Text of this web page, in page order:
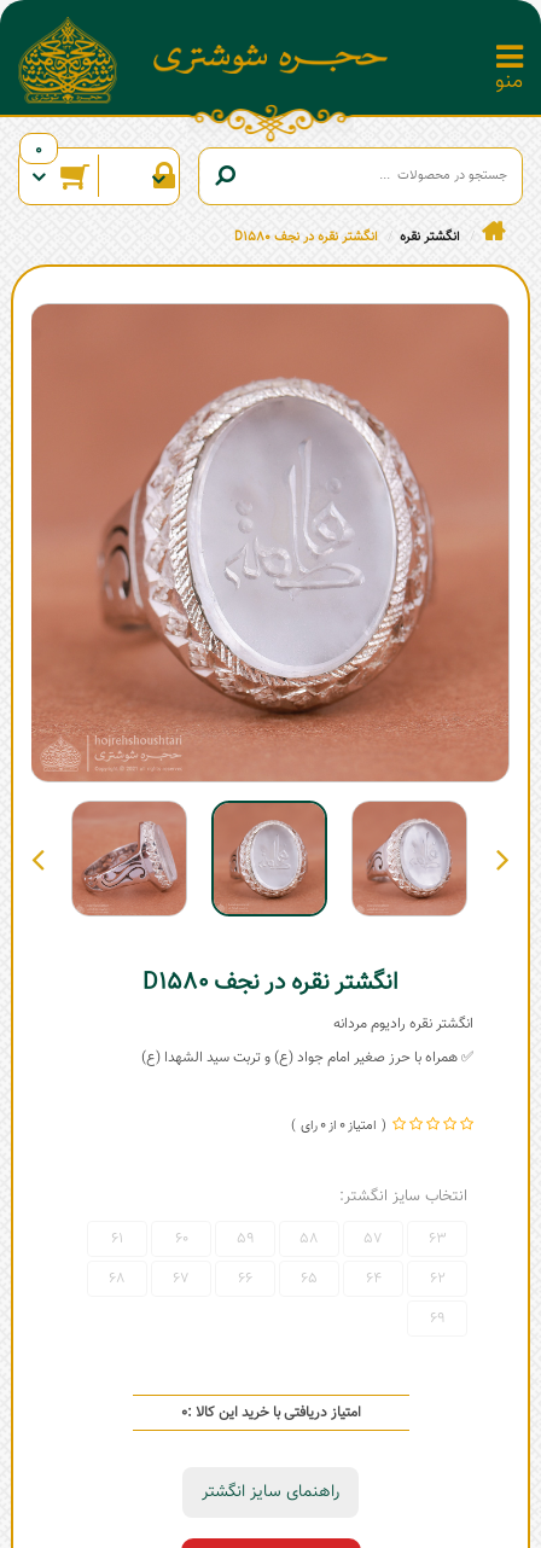
0
انگشتر نقره انگشتر نقره در نجف D1580
انگشتر نقره در نجف D1580
انگشتر نقره رادیوم مردانه
✅ همراه با حرز صغیر امام جواد (ع) و تربت سید الشهدا (ع)
0
0
انتخاب سایز انگشتر:
63
57
58
59
60
61
62
64
65
66
67
68
69
امتیاز دریافتی با خرید این کالا :0
راهنمای سایز انگشتر